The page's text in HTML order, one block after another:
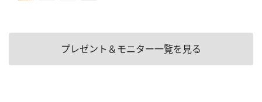
プレゼント＆モニター一覧を見る